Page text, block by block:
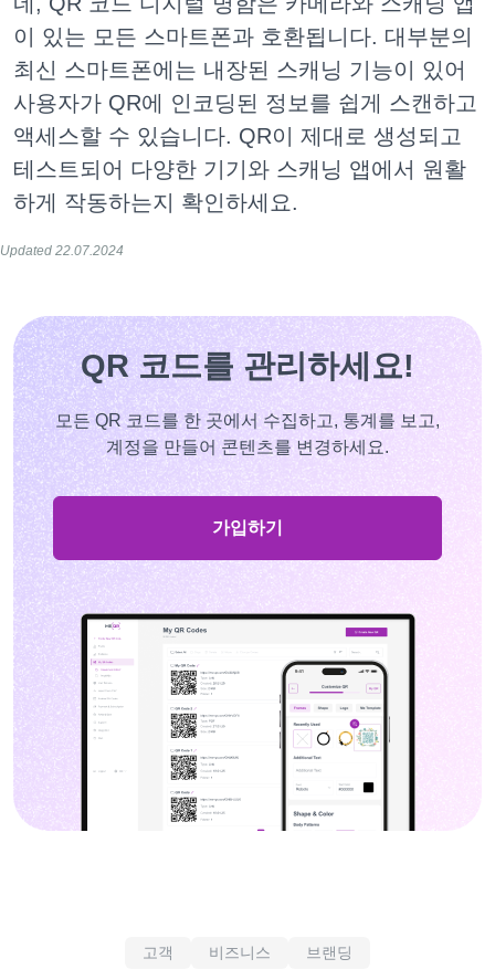
이 있는 모든 스마트폰과 호환됩니다. 대부분의
최신 스마트폰에는 내장된 스캐닝 기능이 있어
사용자가 QR에 인코딩된 정보를 쉽게 스캔하고
액세스할 수 있습니다. QR이 제대로 생성되고
테스트되어 다양한 기기와 스캐닝 앱에서 원활
하게 작동하는지 확인하세요.
Updated 22.07.2024
QR 코드를 관리하세요!
모든 QR 코드를 한 곳에서 수집하고, 통계를 보고,
계정을 만들어 콘텐츠를 변경하세요.
가입하기
고객 비즈니스 브랜딩